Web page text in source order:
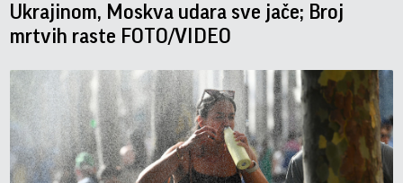
Ukrajinom, Moskva udara sve jače; Broj
mrtvih raste FOTO/VIDEO